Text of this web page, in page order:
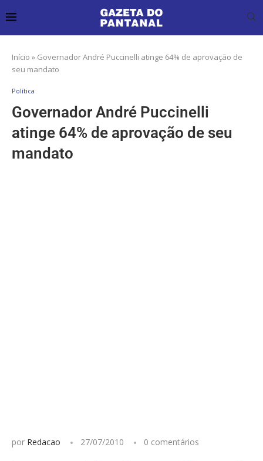
Início » Governador André Puccinelli atinge 64% de aprovação de
seu mandato
Política
Governador André Puccinelli
atinge 64% de aprovação de seu
mandato
por Redacao 27/07/2010 0 comentários